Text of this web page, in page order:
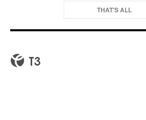
THAT'S ALL